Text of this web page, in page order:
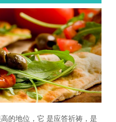
的地位，它 是应答祈祷，是